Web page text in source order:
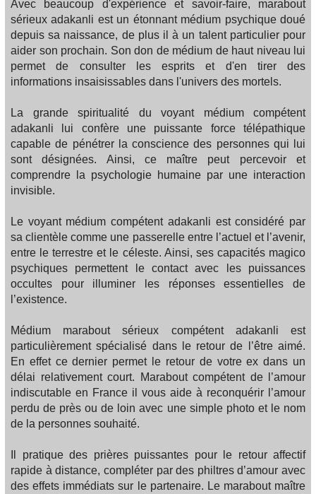
Avec beaucoup d'expérience et savoir-faire, marabout
sérieux adakanli est un étonnant médium psychique doué
depuis sa naissance, de plus il à un talent particulier pour
aider son prochain. Son don de médium de haut niveau lui
permet de consulter les esprits et d'en tirer des
informations insaisissables dans l'univers des mortels.
La grande spiritualité du voyant médium compétent
adakanli lui confère une puissante force télépathique
capable de pénétrer la conscience des personnes qui lui
sont désignées. Ainsi, ce maître peut percevoir et
comprendre la psychologie humaine par une interaction
invisible.
Le voyant médium compétent adakanli est considéré par
sa clientèle comme une passerelle entre l’actuel et l’avenir,
entre le terrestre et le céleste. Ainsi, ses capacités magico
psychiques permettent le contact avec les puissances
occultes pour illuminer les réponses essentielles de
l’existence.
Médium marabout sérieux compétent adakanli est
particulièrement spécialisé dans le retour de l’être aimé.
En effet ce dernier permet le retour de votre ex dans un
délai relativement court. Marabout compétent de l’amour
indiscutable en France il vous aide à reconquérir l’amour
perdu de près ou de loin avec une simple photo et le nom
de la personnes souhaité.
Il pratique des prières puissantes pour le retour affectif
rapide à distance, compléter par des philtres d’amour avec
des effets immédiats sur le partenaire. Le marabout maître